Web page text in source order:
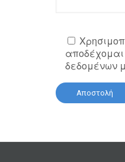
αποδέχομαι
δεδομένων